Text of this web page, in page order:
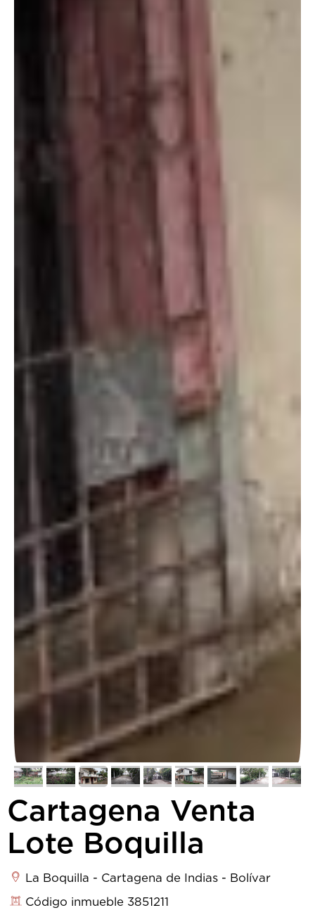
Cartagena Venta
Lote Boquilla
La Boquilla - Cartagena de Indias - Bolívar
Código inmueble 3851211